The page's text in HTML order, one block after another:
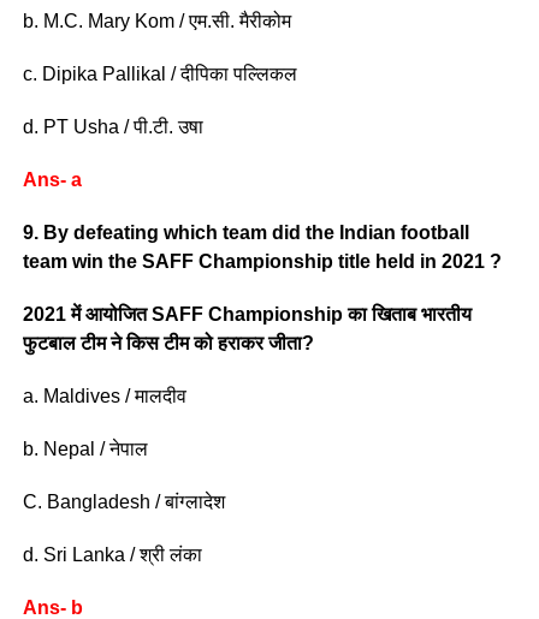
b. M.C. Mary Kom / एम.सी. मैरीकोम
c. Dipika Pallikal / दीपिका पल्लिकल
d. PT Usha / पी.टी. उषा
Ans- a
9. By defeating which team did the Indian football
team win the SAFF Championship title held in 2021 ?
2021 में आयोजित SAFF Championship का खिताब भारतीय
फुटबाल टीम ने किस टीम को हराकर जीता?
a. Maldives / मालदीव
b. Nepal / नेपाल
C. Bangladesh / बांग्लादेश
d. Sri Lanka / श्री लंका
Ans- b